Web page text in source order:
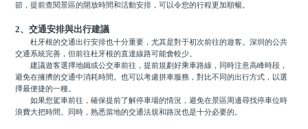
節，提前查閱景區的開放時間和活動安排，可以令您的行程更加順暢。
2、交通安排與出行建議
杜牙根的交通出行安排也十分重要，尤其是對于初次前往的遊客。深圳的公共
交通系統完善，但前往杜牙根的直達線路可能會較少。
建議遊客選擇地鐵或公交車前往，提前規劃好乘車路線，同時注意高峰時段，
避免在擁擠的交通中消耗時間。也可以考慮拼車服務，對比不同的出行方式，以選
擇最便捷的一種。
如果您駕車前往，確保提前了解停車場的情況，避免在景區周邊尋找停車位時
浪費大把時間。同時，熟悉當地的交通法規和路況也是十分必要的。